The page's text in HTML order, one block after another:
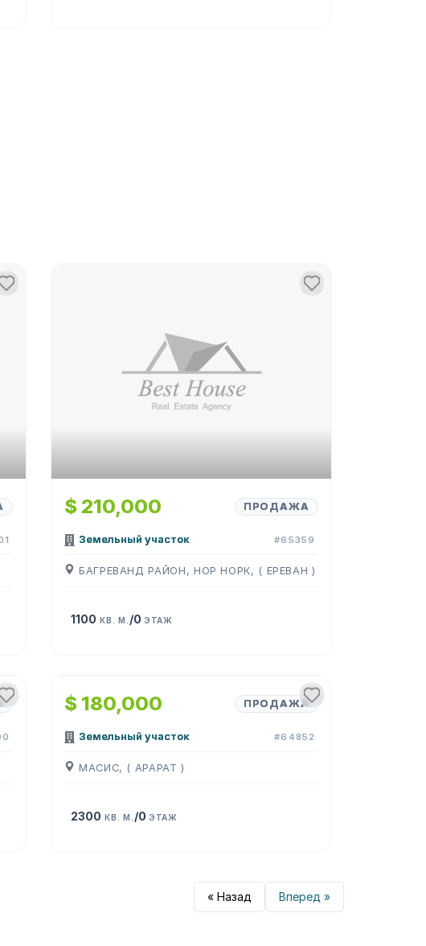
$ 210,000 ПРОДАЖА
Земельный участок #65359
БАГРЕВАНД РАЙОН, НОР НОРК, ( ЕРЕВАН )
1100 КВ. М. /0 ЭТАЖ
$ 180,000 ПРОДАЖА
Земельный участок #64852
МАСИС, ( АРАРАТ )
2300 КВ. М. /0 ЭТАЖ
« Назад Вперед »